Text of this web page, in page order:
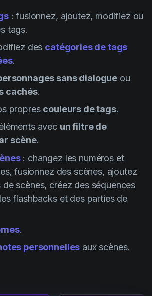
: fusionnez, ajoutez, modifiez ou
tags.
des catégories de tags
.
sans dialogue ou
cachés.
propres couleurs de tags.
avec un filtre de
scène.
: changez les numéros et
fusionnez des scènes, ajoutez
scènes, créez des séquences
flashbacks et des parties de
.
personnelles aux scènes.